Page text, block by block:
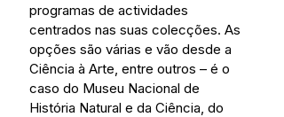
programas de actividades
centrados nas suas colecções. As
opções são várias e vão desde a
Ciência à Arte, entre outros – é o
caso do Museu Nacional de
História Natural e da Ciência, do